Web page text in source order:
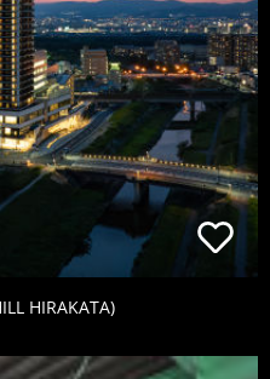
HIRAKATA)